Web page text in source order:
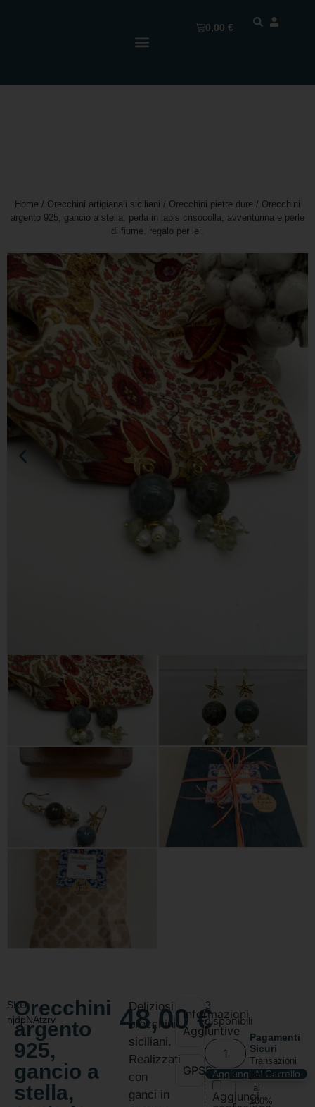
0,00€
Home / Orecchini artigianali siciliani / Orecchini pietre dure / Orecchini
argento 925, gancio a stella, perla in lapis crisocolla, avventurina e perle
di fiume. regalo per lei.
SKU:
njdpNAtzrv
Orecchini
argento
925,
gancio a
stella,
48,00€
Deliziosi
orecchini
siciliani.
Realizzati
con
ganci in
Informazioni
Aggiuntive
GPSR
3
disponibili
Aggiungi Al Carrello
Aggiungi
Pagamenti
Sicuri
Transazioni
protette
al
100%